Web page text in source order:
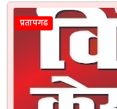
प्रतापगढ